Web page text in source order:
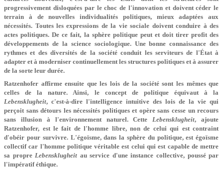
progressivement disloquées par le choc de l'innovation et doivent céder le
terrain à de nouvelles individualités politiques, mieux adaptées aux
nécessités. Toutes les expressions de la vie sociale doivent conduire à des
actes politiques. De ce fait, la sphère politique peut et doit tirer profit des
développements de la science sociologique. Une bonne connaissance des
rythmes et des diversités de la société conduit les serviteurs de l'État à
adapter et à moderniser continuellement les structures politiques et à assurer
de la sorte leur durée.
Ratzenhofer affirme ensuite que les lois de la société sont les mêmes que
celles de la nature. Ainsi, le concept de politique équivaut à la
Lebensklugheit, c'est-à-dire l'intelligence intuitive des lois de la vie qui
perçoit sans détours les nécessités politiques et opère sans cesse un recours
sans illusion à l'environnement naturel. Cette Lebensklugheit, ajoute
Ratzenhofer, est le fait de l'homme libre, non de celui qui est contraint
d'obéir pour survivre. L'égoïsme, dans la sphère du politique, est égoïsme
collectif car l'homme politique véritable est celui qui est capable de mettre
sa propre Lebensklugheit au service d'une instance collective, poussé par
l'impératif éthique.